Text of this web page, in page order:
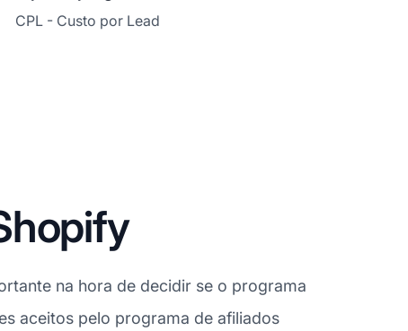
CPL - Custo por Lead
na hora de decidir se o programa
aceitos pelo programa de afiliados